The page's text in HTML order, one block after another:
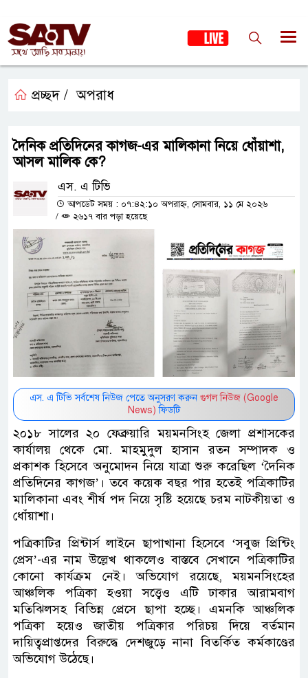
প্রচ্ছদ / অপরাধ
দৈনিক প্রতিদিনের কাগজ-এর মালিকানা নিয়ে ধোঁয়াশা,
আসল মালিক কে?
এস. এ টিভি
আপডেট সময় : ০৭:৪২:১০ অপরাহ্ন, সোমবার, ১১ মে ২০২৬
/
২৬১৭ বার পড়া হয়েছে
এস. এ টিভি সর্বশেষ নিউজ পেতে অনুসরণ করুন গুগল নিউজ (Google
News) ফিডটি
২০১৮ সালের ২০ ফেব্রুয়ারি ময়মনসিংহ জেলা প্রশাসকের
কার্যালয় থেকে মো. মাহমুদুল হাসান রতন সম্পাদক ও
প্রকাশক হিসেবে অনুমোদন নিয়ে যাত্রা শুরু করেছিল ‘দৈনিক
প্রতিদিনের কাগজ’। তবে কয়েক বছর পার হতেই পত্রিকাটির
মালিকানা এবং শীর্ষ পদ নিয়ে সৃষ্টি হয়েছে চরম নাটকীয়তা ও
ধোঁয়াশা।
পত্রিকাটির প্রিন্টার্স লাইনে ছাপাখানা হিসেবে ‘সবুজ প্রিন্টিং
প্রেস’-এর নাম উল্লেখ থাকলেও বাস্তবে সেখানে পত্রিকাটির
কোনো কার্যক্রম নেই। অভিযোগ রয়েছে, ময়মনসিংহের
আঞ্চলিক পত্রিকা হওয়া সত্ত্বেও এটি ঢাকার আরামবাগ
মতিঝিলসহ বিভিন্ন প্রেসে ছাপা হচ্ছে। এমনকি আঞ্চলিক
পত্রিকা হয়েও জাতীয় পত্রিকার পরিচয় দিয়ে বর্তমান
দায়িত্বপ্রাপ্তদের বিরুদ্ধে দেশজুড়ে নানা বিতর্কিত কর্মকাণ্ডের
অভিযোগ উঠেছে।